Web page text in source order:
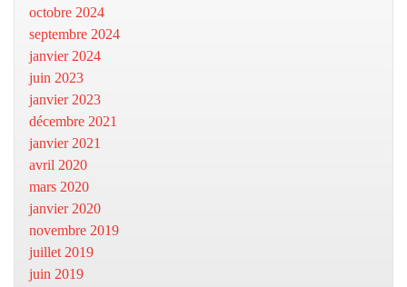
octobre 2024
septembre 2024
janvier 2024
juin 2023
janvier 2023
décembre 2021
janvier 2021
avril 2020
mars 2020
janvier 2020
novembre 2019
juillet 2019
juin 2019